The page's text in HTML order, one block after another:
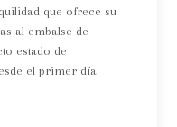
que ofrece su
al embalse de
estado de
el primer día.